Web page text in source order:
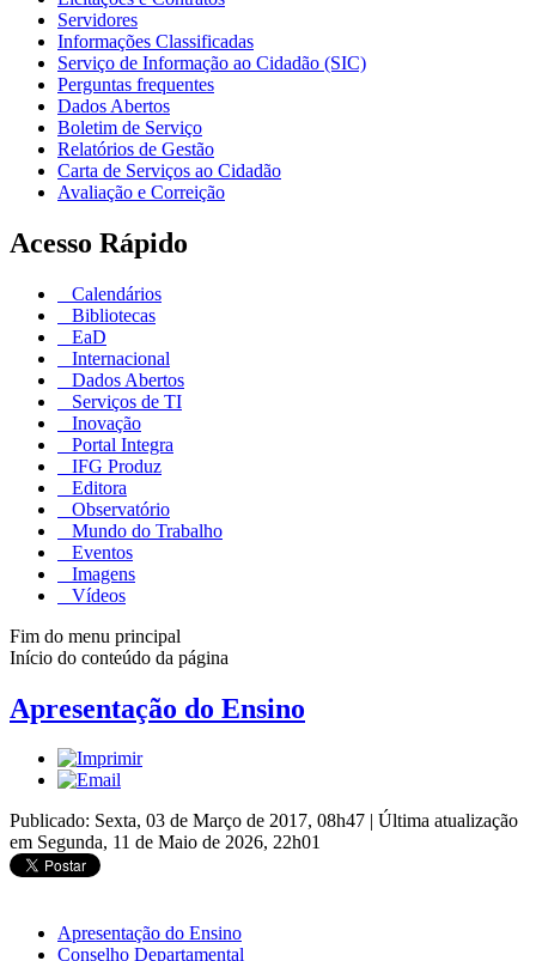
Servidores
Informações Classificadas
Serviço de Informação ao Cidadão (SIC)
Perguntas frequentes
Dados Abertos
Boletim de Serviço
Relatórios de Gestão
Carta de Serviços ao Cidadão
Avaliação e Correição
Acesso Rápido
Calendários
Bibliotecas
EaD
Internacional
Dados Abertos
Serviços de TI
Inovação
Portal Integra
IFG Produz
Editora
Observatório
Mundo do Trabalho
Eventos
Imagens
Vídeos
Fim do menu principal
Início do conteúdo da página
Apresentação do Ensino
Publicado: Sexta, 03 de Março de 2017, 08h47 | Última atualização
em Segunda, 11 de Maio de 2026, 22h01
Apresentação do Ensino
Conselho Departamental